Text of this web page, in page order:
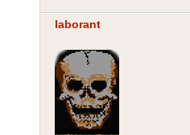
laborant